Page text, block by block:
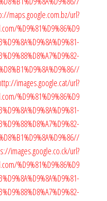
maps.google.com.bz/url?
%D9%81%D9%86%D9
images.google.cat/url?
%D9%81%D9%86%D9
images.google.co.ck/url?
%D9%81%D9%86%D9